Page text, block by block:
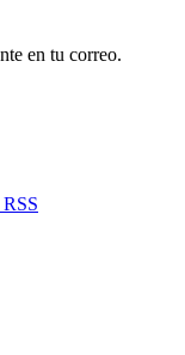
en tu correo.
RSS